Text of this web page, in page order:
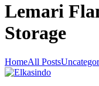
Lemari
Storage
HomeAll Posts